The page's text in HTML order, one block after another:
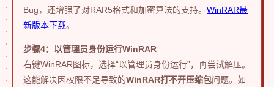
Bug，还增强了对RAR5格式和加密算法的支持。 WinRAR最
新版本下载。
步骤4：以管理员身份运行WinRAR
右键WinRAR图标，选择“以管理员身份运行”，再尝试解压。
这能解决因权限不足导致的WinRAR打不开压缩包问题。如